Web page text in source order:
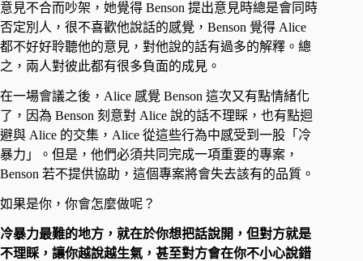
意見不合而吵架，她覺得 Benson 提出意見時總是會同時
否定別人，很不喜歡他說話的感覺，Benson 覺得 Alice
都不好好聆聽他的意見，對他說的話有過多的解釋。總
之，兩人對彼此都有很多負面的成見。
在一場會議之後，Alice 感覺 Benson 這次又有點情緒化
了，因為 Benson 刻意對 Alice 說的話不理睬，也有點迴
避與 Alice 的交集，Alice 從這些行為中感受到一股「冷
暴力」。但是，他們必須共同完成一項重要的專案，
Benson 若不提供協助，這個專案將會失去該有的品質。
如果是你，你會怎麼做呢？
冷暴力最難的地方，就在於你想把話說開，但對方就是
不理睬，讓你越說越生氣，甚至對方會在你不小心說錯